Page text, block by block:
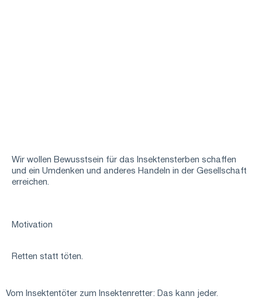
Wir wollen Bewusstsein für das Insektensterben schaffen
und ein Umdenken und anderes Handeln in der Gesellschaft
erreichen.
Motivation
Retten statt töten.
Vom Insektentöter zum Insektenretter: Das kann jeder.